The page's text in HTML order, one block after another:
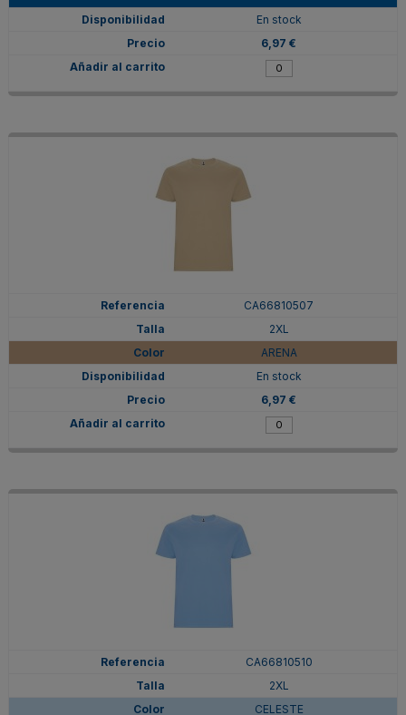
En stock
6,97 €
CA66810507
2XL
ARENA
En stock
6,97 €
CA66810510
2XL
CELESTE